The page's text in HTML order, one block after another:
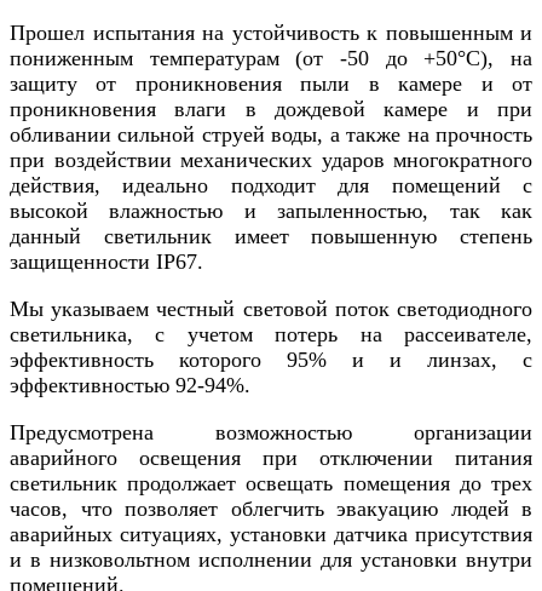
Прошел испытания на устойчивость к повышенным и
пониженным температурам (от -50 до +50°С), на
защиту от проникновения пыли в камере и от
проникновения влаги в дождевой камере и при
обливании сильной струей воды, а также на прочность
при воздействии механических ударов многократного
действия, идеально подходит для помещений с
высокой влажностью и запыленностью, так как
данный светильник имеет повышенную степень
защищенности IP67.
Мы указываем честный световой поток светодиодного
светильника, с учетом потерь на рассеивателе,
эффективность которого 95% и и линзах, с
эффективностью 92-94%.
Предусмотрена возможностью организации
аварийного освещения при отключении питания
светильник продолжает освещать помещения до трех
часов, что позволяет облегчить эвакуацию людей в
аварийных ситуациях, установки датчика присутствия
и в низковольтном исполнении для установки внутри
помещений.